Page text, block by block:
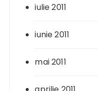
iulie 2011
iunie 2011
mai 2011